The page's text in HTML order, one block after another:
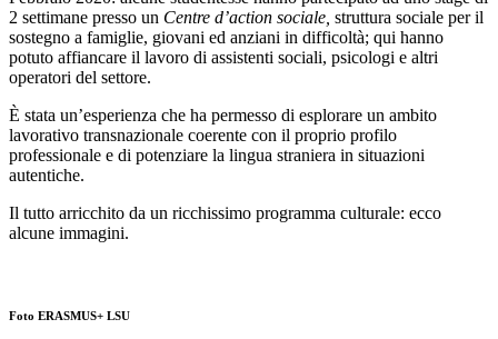
2 settimane presso un Centre d’action sociale, struttura sociale per il
sostegno a famiglie, giovani ed anziani in difficoltà; qui hanno
potuto affiancare il lavoro di assistenti sociali, psicologi e altri
operatori del settore.
È stata un’esperienza che ha permesso di esplorare un ambito
lavorativo transnazionale coerente con il proprio profilo
professionale e di potenziare la lingua straniera in situazioni
autentiche.
Il tutto arricchito da un ricchissimo programma culturale: ecco
alcune immagini.
Foto ERASMUS+ LSU